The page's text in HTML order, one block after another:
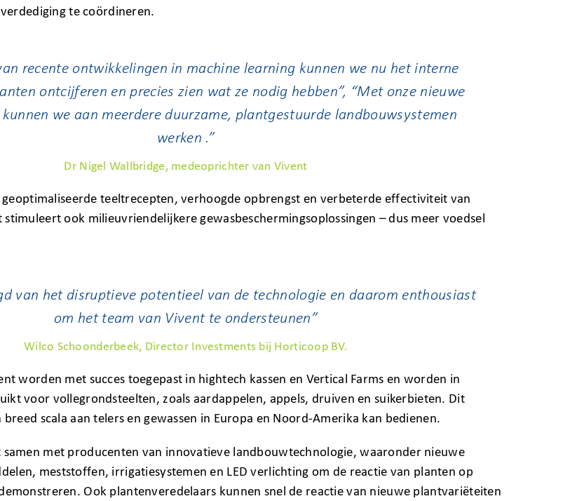
te coördineren.
recente ontwikkelingen in machine learning kunnen we nu het interne
ontcijferen en precies zien wat ze nodig hebben”, “Met onze nieuwe
we aan meerdere duurzame, plantgestuurde landbouwsystemen
werken .”
Dr Nigel Wallbridge, medeoprichter van Vivent
teeltrecepten, verhoogde opbrengst en verbeterde effectiviteit van
stimuleert ook milieuvriendelijkere gewasbeschermingsoplossingen – dus meer voedsel
van het disruptieve potentieel van de technologie en daarom enthousiast
om het team van Vivent te ondersteunen”
Wilco Schoonderbeek, Director Investments bij Horticoop BV.
worden met succes toegepast in hightech kassen en Vertical Farms en worden in
voor vollegrondsteelten, zoals aardappelen, appels, druiven en suikerbieten. Dit
scala aan telers en gewassen in Europa en Noord-Amerika kan bedienen.
met producenten van innovatieve landbouwtechnologie, waaronder nieuwe
meststoffen, irrigatiesystemen en LED verlichting om de reactie van planten op
Ook plantenveredelaars kunnen snel de reactie van nieuwe plantvariëteiten